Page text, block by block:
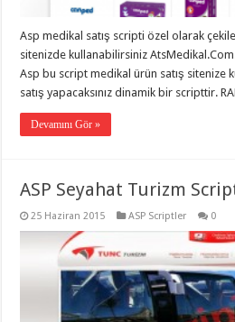
Asp medikal satış scripti özel olarak
sitenizde kullanabilirsiniz
Asp bu script medikal ürün satış sitenize
satış yapacaksınız dinamik bir scripttir.
Devamını Gör »
ASP Seyahat Turizm
25 Haziran 2015 ASP Scriptler 0